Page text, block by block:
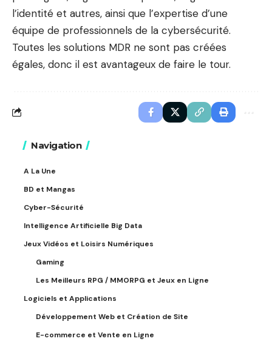
l’identité et autres, ainsi que l’expertise d’une
équipe de professionnels de la cybersécurité.
Toutes les solutions MDR ne sont pas créées
égales, donc il est avantageux de faire le tour.
Navigation
A La Une
BD et Mangas
Cyber-Sécurité
Intelligence Artificielle Big Data
Jeux Vidéos et Loisirs Numériques
Gaming
Les Meilleurs RPG / MMORPG et Jeux en Ligne
Logiciels et Applications
Développement Web et Création de Site
E-commerce et Vente en Ligne